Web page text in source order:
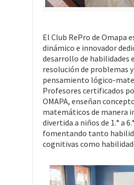
El Club RePro de Omapa
dinámico e innovador
desarrollo de habilidades
resolución de problemas
pensamiento lógico-
Profesores certificados
OMAPA, enseñan
matemáticos de manera
divertida a niños de 1.° a
fomentando tanto
cognitivas como